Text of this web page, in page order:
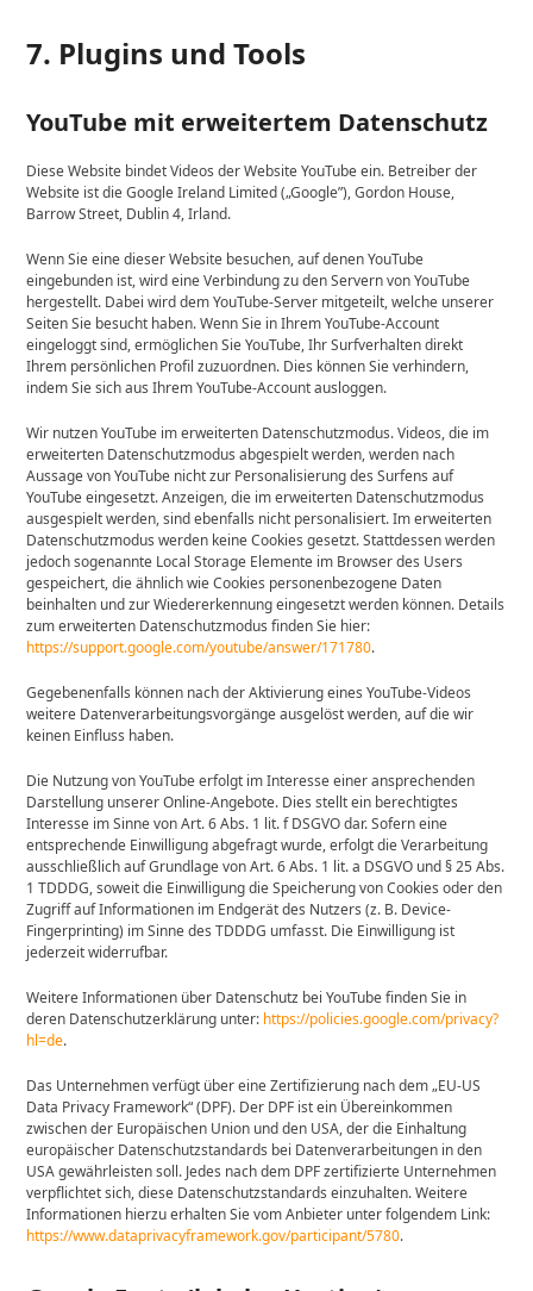
7. Plugins und Tools
YouTube mit erweitertem Datenschutz
Diese Website bindet Videos der Website YouTube ein. Betreiber der
Website ist die Google Ireland Limited („Google”), Gordon House,
Barrow Street, Dublin 4, Irland.
Wenn Sie eine dieser Website besuchen, auf denen YouTube
eingebunden ist, wird eine Verbindung zu den Servern von YouTube
hergestellt. Dabei wird dem YouTube-Server mitgeteilt, welche unserer
Seiten Sie besucht haben. Wenn Sie in Ihrem YouTube-Account
eingeloggt sind, ermöglichen Sie YouTube, Ihr Surfverhalten direkt
Ihrem persönlichen Profil zuzuordnen. Dies können Sie verhindern,
indem Sie sich aus Ihrem YouTube-Account ausloggen.
Wir nutzen YouTube im erweiterten Datenschutzmodus. Videos, die im
erweiterten Datenschutzmodus abgespielt werden, werden nach
Aussage von YouTube nicht zur Personalisierung des Surfens auf
YouTube eingesetzt. Anzeigen, die im erweiterten Datenschutzmodus
ausgespielt werden, sind ebenfalls nicht personalisiert. Im erweiterten
Datenschutzmodus werden keine Cookies gesetzt. Stattdessen werden
jedoch sogenannte Local Storage Elemente im Browser des Users
gespeichert, die ähnlich wie Cookies personenbezogene Daten
beinhalten und zur Wiedererkennung eingesetzt werden können. Details
zum erweiterten Datenschutzmodus finden Sie hier:
https://support.google.com/youtube/answer/171780.
Gegebenenfalls können nach der Aktivierung eines YouTube-Videos
weitere Datenverarbeitungsvorgänge ausgelöst werden, auf die wir
keinen Einfluss haben.
Die Nutzung von YouTube erfolgt im Interesse einer ansprechenden
Darstellung unserer Online-Angebote. Dies stellt ein berechtigtes
Interesse im Sinne von Art. 6 Abs. 1 lit. f DSGVO dar. Sofern eine
entsprechende Einwilligung abgefragt wurde, erfolgt die Verarbeitung
ausschließlich auf Grundlage von Art. 6 Abs. 1 lit. a DSGVO und § 25 Abs.
1 TDDDG, soweit die Einwilligung die Speicherung von Cookies oder den
Zugriff auf Informationen im Endgerät des Nutzers (z. B. Device-
Fingerprinting) im Sinne des TDDDG umfasst. Die Einwilligung ist
jederzeit widerrufbar.
Weitere Informationen über Datenschutz bei YouTube finden Sie in
deren Datenschutzerklärung unter: https://policies.google.com/privacy?
hl=de.
Das Unternehmen verfügt über eine Zertifizierung nach dem „EU-US
Data Privacy Framework“ (DPF). Der DPF ist ein Übereinkommen
zwischen der Europäischen Union und den USA, der die Einhaltung
europäischer Datenschutzstandards bei Datenverarbeitungen in den
USA gewährleisten soll. Jedes nach dem DPF zertifizierte Unternehmen
verpflichtet sich, diese Datenschutzstandards einzuhalten. Weitere
Informationen hierzu erhalten Sie vom Anbieter unter folgendem Link:
https://www.dataprivacyframework.gov/participant/5780.